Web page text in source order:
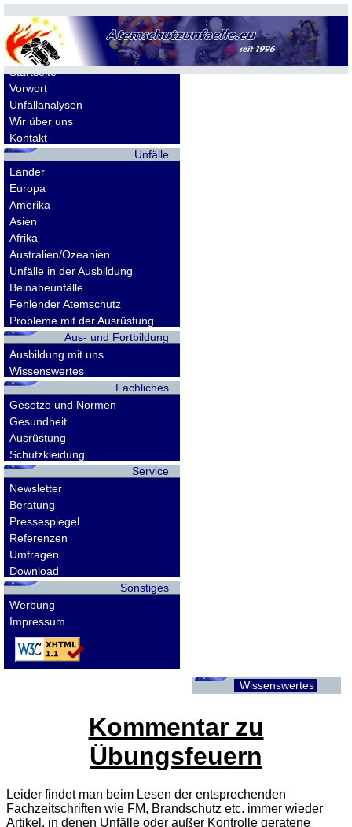
Allgemeines
Startseite
Vorwort
Unfallanalysen
Wir über uns
Kontakt
Unfälle
Länder
Europa
Amerika
Asien
Afrika
Australien/Ozeanien
Unfälle in der Ausbildung
Beinaheunfälle
Fehlender Atemschutz
Probleme mit der Ausrüstung
Aus- und Fortbildung
Ausbildung mit uns
Wissenswertes
Fachliches
Gesetze und Normen
Gesundheit
Ausrüstung
Schutzkleidung
Service
Newsletter
Beratung
Pressespiegel
Referenzen
Umfragen
Download
Sonstiges
Werbung
Impressum
Wissenswertes
Kommentar zu
Übungsfeuern
Leider findet man beim Lesen der entsprechenden
Fachzeitschriften wie FM, Brandschutz etc. immer wieder
Artikel, in denen Unfälle oder außer Kontrolle geratene